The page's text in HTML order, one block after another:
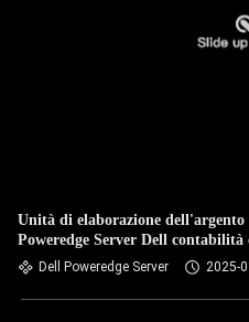
Unità di elaborazione dell'argento
Poweredge Server Dell
XeonDell Poweredge Server 2025-